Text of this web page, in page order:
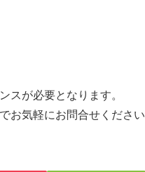
スが必要となります。
お気軽にお問合せください